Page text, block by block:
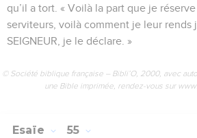
qu’il a tort. « Voilà la part que je
serviteurs, voilà comment je leur rends
SEIGNEUR, je le déclare. »
© Société biblique française – Bibli’O, 2000, avec
une Bible imprimée, rendez-vous sur
Esaïe 55